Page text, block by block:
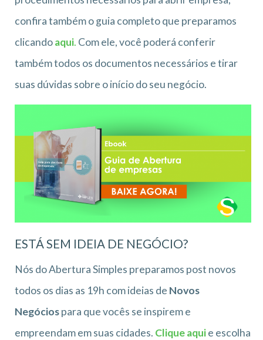
confira também o guia completo que preparamos
clicandoaqui. Com ele, você poderá conferir
também todos os documentos necessários e tirar
suas dúvidas sobre o início do seu negócio.
ESTÁ SEM IDEIA DE NEGÓCIO?
Nós do Abertura Simples preparamos post novos
todos os dias as 19h com ideias de Novos
Negóciospara que vocês se inspirem e
empreendam em suas cidades. Clique aquie escolha